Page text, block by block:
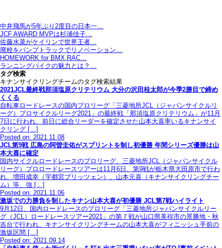
中井飛馬が5年ぶり2度目の日本一…
JCF AWARD MVPは杉浦佳子…
佐藤水菜がケイリンで世界王者…
廃校をパンプトラックでリノベーション…
HOMEWORK for BMX RAC…
ランニングバイクの魅力とは？…
タグ検索
キナンサイクリングチームのタグ検索結果
2021JCL最終戦那須塩原クリテリウム 大分の沢田桂太郎が今季2勝目で締め
くくる
自転車ロードレースの国内プロリーグ「三菱地所JCL（ジャパンサイクルリ
ーグ）プロサイクルリーグ2021」の最終戦「那須塩原クリテリウム」が11月
7日に行われ、前日に総合リーダーを確定させた山本大喜率いるキナンサイ
クリング […]
Posted on: 2021.11.08
JCL第9戦 広島の阿曽圭佑がスプリントを制し初優勝 年間シリーズ優勝は山
本大喜に確定
国内サイクルロードレースのプロリーグ、三菱地所JCL（ジャパンサイクル
リーグ）プロロードレースツアーは11月6日、第9戦が栃木県大田原市で行わ
れ、増田成幸（宇都宮ブリッツェン）、山本元喜（キナンサイクリングチー
ム）等、強 […]
Posted on: 2021.11.06
激坂での力勝負を制したキナン山本大喜が初優勝 JCL第7戦ハイライト
9月12日、国内ロードレースのプロリーグ「三菱地所ジャパンサイクルリー
グ（JCL）ロードレースツアー2021」の第７戦が山口県美祢市の景勝地・秋
吉台で行われ、キナンサイクリングチームの山本大喜がフィニッシュ手前の
激坂区間 […]
Posted on: 2021.09.14